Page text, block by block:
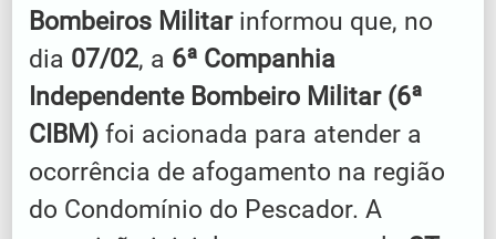
Bombeiros Militarinformou que, no
dia 07/02, a 6ª Companhia
Independente Bombeiro Militar (6ª
CIBM) foi acionada para atender a
ocorrência de afogamento na região
do Condomínio do Pescador. A